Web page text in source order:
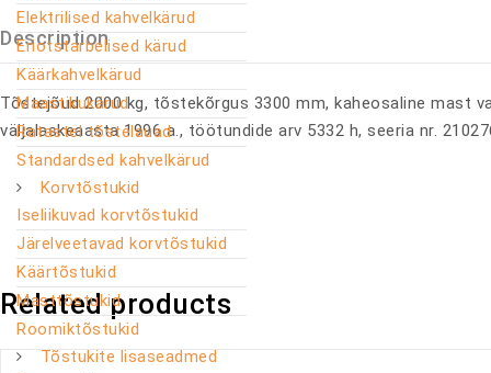
Elektrilised kahvelkärud
Eriotstarbelised kärud
Käärkahvelkärud
Maastikukärud
Ratastel tõstelauad
Standardsed kahvelkärud
Korvtõstukid
Iseliikuvad korvtõstukid
Järelveetavad korvtõstukid
Käärtõstukid
Masttõstukid
Roomiktõstukid
Tõstukite lisaseadmed
Description
Tõstejõud 2000 kg, tõstekõrgus 3300 mm, kaheosaline mast
väljalaskeaasta 1996 a., töötundide arv 5332 h, seeria nr.
Related products